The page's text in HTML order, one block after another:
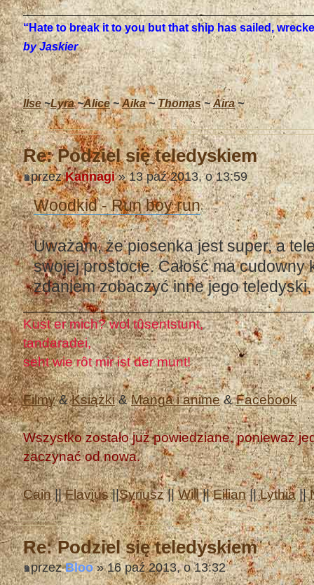
“Hate to break it to you but that ship has sailed,
by Jaskier
Ilse~Lyra~Alice~Aika~Thomas~Aira~
Re: Podziel się teledyskiem
przezKannagi» 13 paź 2013, o 13:59
Woodkid - Run boy run
Uważam, że piosenka jest super, a
swojej prostocie. Całość ma cudowny
zdaniem zobaczyć inne jego
Kust er mich? wol tûsentstunt,
tandaradei,
seht wie rôt mir ist der munt!
Filmy&Książki&Manga i anime&Facebook
Wszystko zostało już powiedziane, ponieważ
zaczynać od nowa.
Cain||Flavius||Syriusz||Will||Eilian||Lythia||
Re: Podziel się teledyskiem
przezBloo» 16 paź 2013, o 13:32